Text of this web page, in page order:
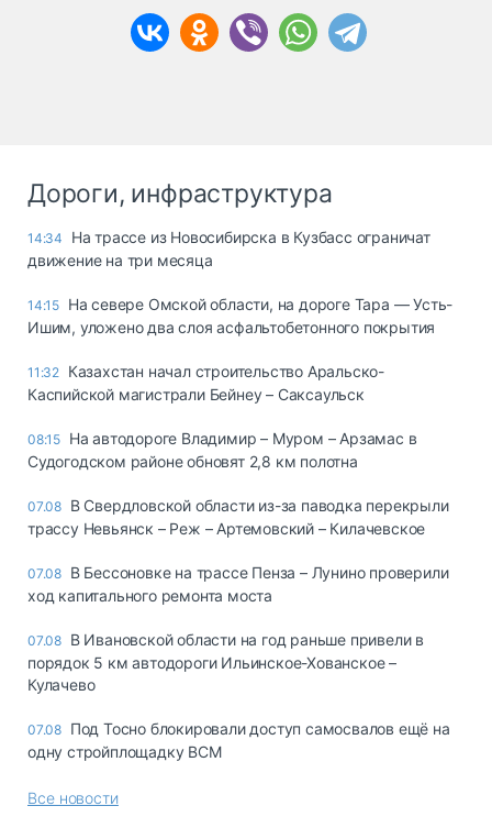
Дороги, инфраструктура
14:34
На трассе из Новосибирска в Кузбасс ограничат
движение на три месяца
14:15 На севере Омской области, на дороге Тара — Усть-
Ишим, уложено два слоя асфальтобетонного покрытия
11:32 Казахстан начал строительство Аральско-
Каспийской магистрали Бейнеу – Саксаульск
08:15 На автодороге Владимир – Муром – Арзамас в
Судогодском районе обновят 2,8 км полотна
07.08 В Свердловской области из-за паводка перекрыли
трассу Невьянск – Реж – Артемовский – Килачевское
07.08 В Бессоновке на трассе Пенза – Лунино проверили
ход капитального ремонта моста
07.08 В Ивановской области на год раньше привели в
порядок 5 км автодороги Ильинское-Хованское –
Кулачево
07.08 Под Тосно блокировали доступ самосвалов ещё на
одну стройплощадку ВСМ
Все новости